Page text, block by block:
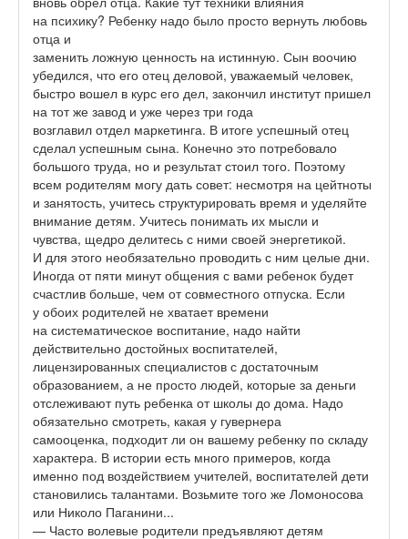
на психику? Ребенку надо было просто вернуть любовь
отца и
заменить ложную ценность на истинную. Сын воочию
убедился, что его отец деловой, уважаемый человек,
быстро вошел в курс его дел, закончил институт пришел
на тот же завод и уже через три года
возглавил отдел маркетинга. В итоге успешный отец
сделал успешным сына. Конечно это потребовало
большого труда, но и результат стоил того. Поэтому
всем родителям могу дать совет: несмотря на цейтноты
и занятость, учитесь структурировать время и уделяйте
внимание детям. Учитесь понимать их мысли и
чувства, щедро делитесь с ними своей энергетикой.
И для этого необязательно проводить с ним целые дни.
Иногда от пяти минут общения с вами ребенок будет
счастлив больше, чем от совместного отпуска. Если
у обоих родителей не хватает времени
на систематическое воспитание, надо найти
действительно достойных воспитателей,
лицензированных специалистов с достаточным
образованием, а не просто людей, которые за деньги
отслеживают путь ребенка от школы до дома. Надо
обязательно смотреть, какая у гувернера
самооценка, подходит ли он вашему ребенку по складу
характера. В истории есть много примеров, когда
именно под воздействием учителей, воспитателей дети
становились талантами. Возьмите того же Ломоносова
или Николо Паганини...
— Часто волевые родители предъявляют детям